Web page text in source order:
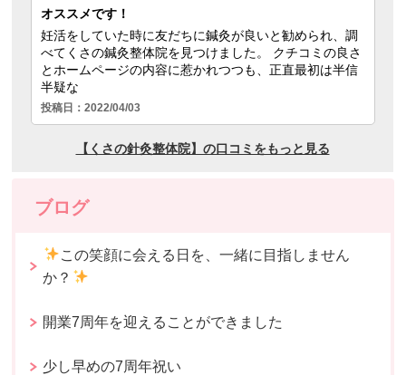
ブログ
この笑顔に会える日を、一緒に目指しません
か？
開業7周年を迎えることができました
少し早めの7周年祝い